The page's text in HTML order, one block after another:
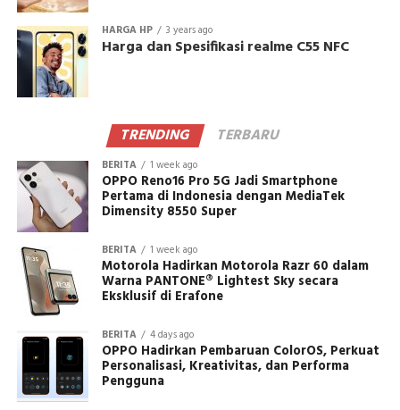
HARGA HP 3 years ago
Harga dan Spesifikasi realme C55 NFC
TRENDING TERBARU
BERITA 1 week ago
OPPO Reno16 Pro 5G Jadi Smartphone
Pertama di Indonesia dengan MediaTek
Dimensity 8550 Super
BERITA 1 week ago
Motorola Hadirkan Motorola Razr 60 dalam
Warna PANTONE® Lightest Sky secara
Eksklusif di Erafone
BERITA 4 days ago
OPPO Hadirkan Pembaruan ColorOS, Perkuat
Personalisasi, Kreativitas, dan Performa
Pengguna